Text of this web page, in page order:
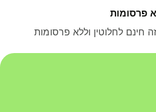
חינם לחלוטין וללא פרסומות